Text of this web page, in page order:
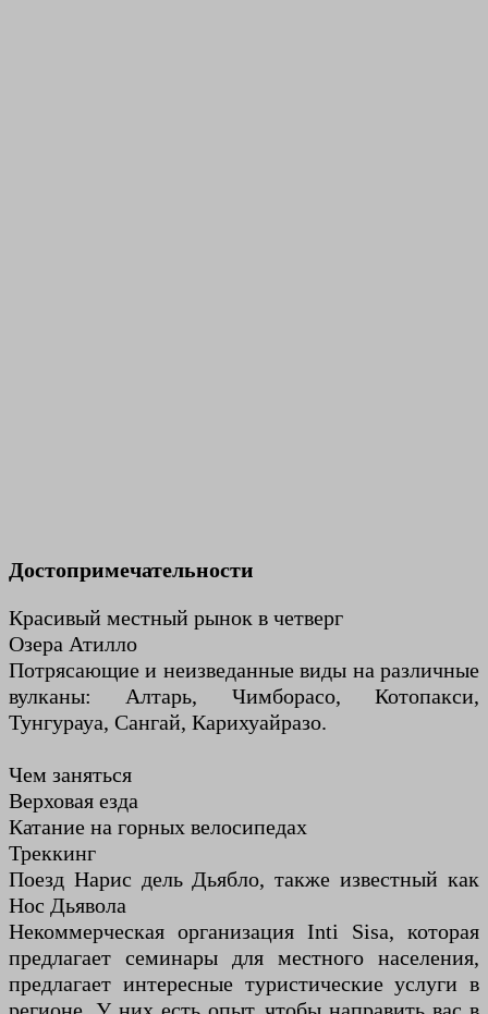
Достопримечательности
Красивый местный рынок в четверг
Озера Атилло
Потрясающие и неизведанные виды на различные
вулканы: Алтарь, Чимборасо, Котопакси,
Тунгурауа, Сангай, Карихуайразо.
Чем заняться
Верховая езда
Катание на горных велосипедах
Треккинг
Поезд Нарис дель Дьябло, также известный как
Нос Дьявола
Некоммерческая организация Inti Sisa, которая
предлагает семинары для местного населения,
предлагает интересные туристические услуги в